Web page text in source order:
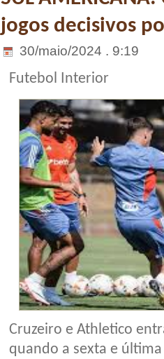
jogos decisivos
30/maio/2024 . 9:19
Futebol Interior
Cruzeiro e Athletico
quando a sexta e